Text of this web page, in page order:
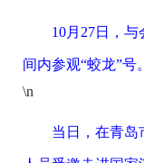
10月27日，
间内参观“蛟龙”号。
\n
当日，在青岛